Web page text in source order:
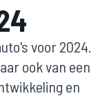
voor 2024.
ook van een
en